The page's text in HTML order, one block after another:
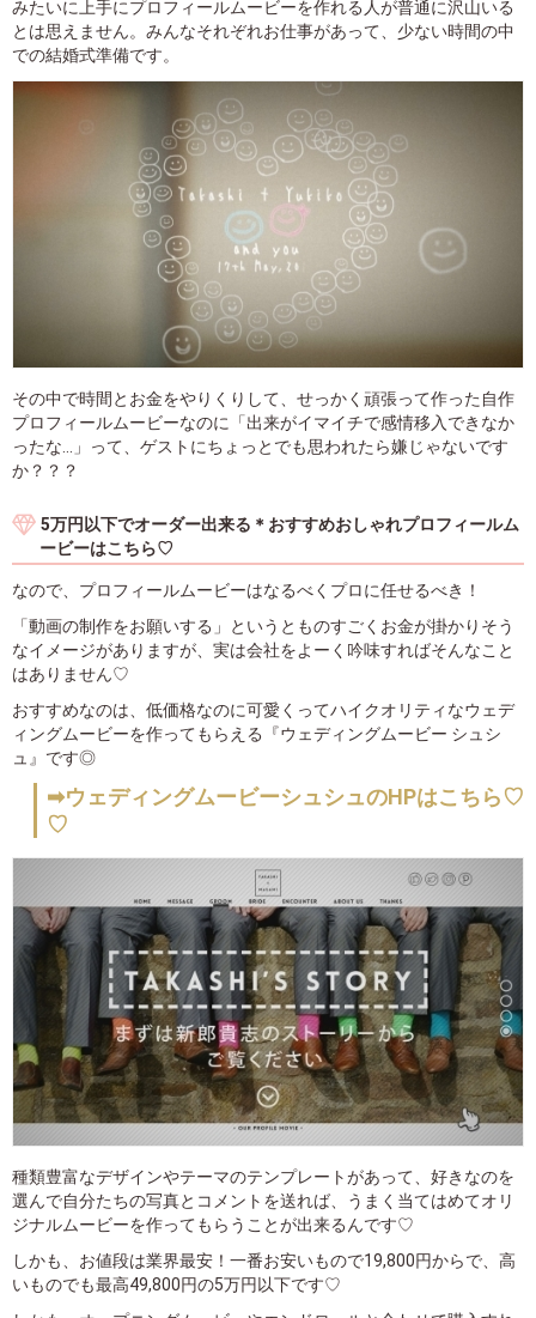
みたいに上手にプロフィールムービーを作れる人が普通に沢山いる
とは思えません。みんなそれぞれお仕事があって、少ない時間の中
での結婚式準備です。
その中で時間とお金をやりくりして、せっかく頑張って作った自作
プロフィールムービーなのに「出来がイマイチで感情移入できなか
ったな...」って、ゲストにちょっとでも思われたら嫌じゃないです
か？？？
5万円以下でオーダー出来る＊おすすめおしゃれプロフィールム
ービーはこちら♡
なので、プロフィールムービーはなるべくプロに任せるべき！
「動画の制作をお願いする」というとものすごくお金が掛かりそう
なイメージがありますが、実は会社をよーく吟味すればそんなこと
はありません♡
おすすめなのは、低価格なのに可愛くってハイクオリティなウェデ
ィングムービーを作ってもらえる『ウェディングムービー シュシ
ュ』です◎
➡ウェディングムービーシュシュのHPはこちら♡
♡
種類豊富なデザインやテーマのテンプレートがあって、好きなのを
選んで自分たちの写真とコメントを送れば、うまく当てはめてオリ
ジナルムービーを作ってもらうことが出来るんです♡
しかも、お値段は業界最安！一番お安いもので19,800円からで、高
いものでも最高49,800円の5万円以下です♡